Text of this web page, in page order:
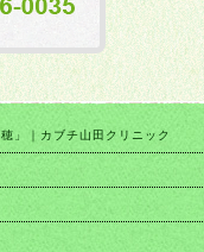
」｜カブチ山田クリニック